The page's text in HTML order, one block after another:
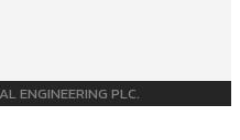
ENGINEERING PLC.